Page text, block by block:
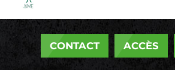
CONTACT ACCÈS